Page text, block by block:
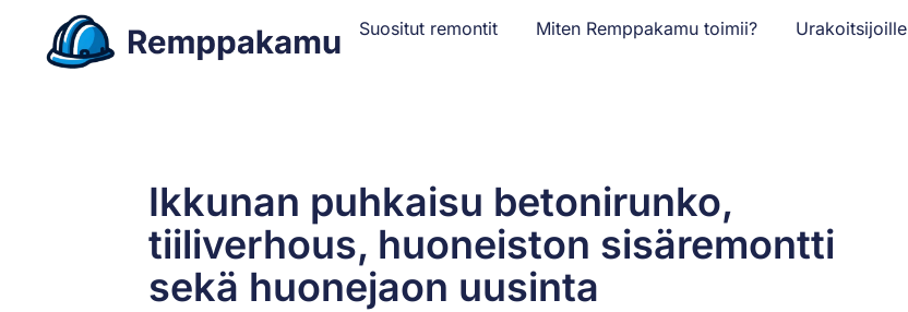
Suositut remontit Miten Remppakamu toimii? Urakoitsijoille
Ikkunan puhkaisu betonirunko,
tiiliverhous, huoneiston sisäremontti
sekä huonejaon uusinta